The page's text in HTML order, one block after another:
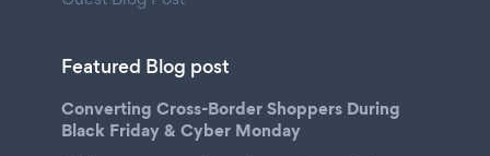
Featured Blog post
Converting Cross-Border Shoppers During
Black Friday & Cyber Monday